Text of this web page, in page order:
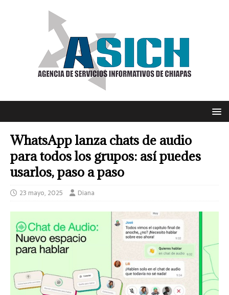
WhatsApp lanza chats de audio
para todos los grupos: así puedes
usarlos, paso a paso
23 mayo, 2025 Diana